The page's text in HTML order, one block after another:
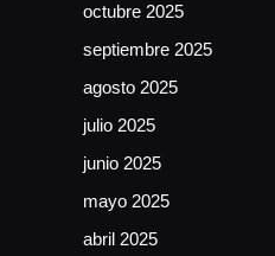
octubre 2025
septiembre 2025
agosto 2025
julio 2025
junio 2025
mayo 2025
abril 2025